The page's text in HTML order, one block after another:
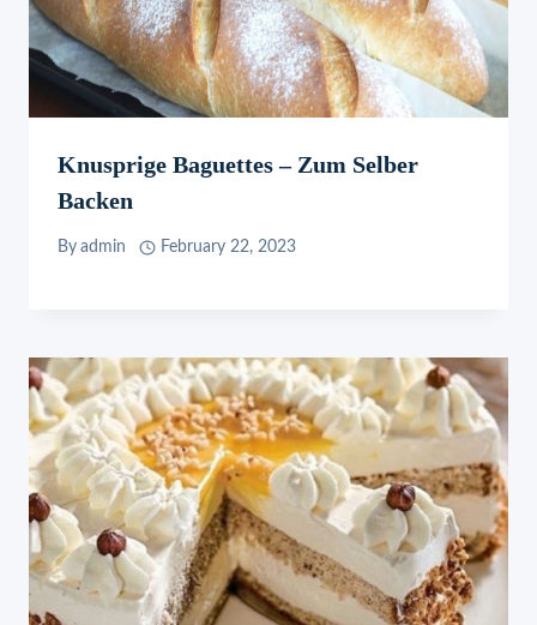
Knusprige Baguettes – Zum Selber
Backen
By admin February 22, 2023